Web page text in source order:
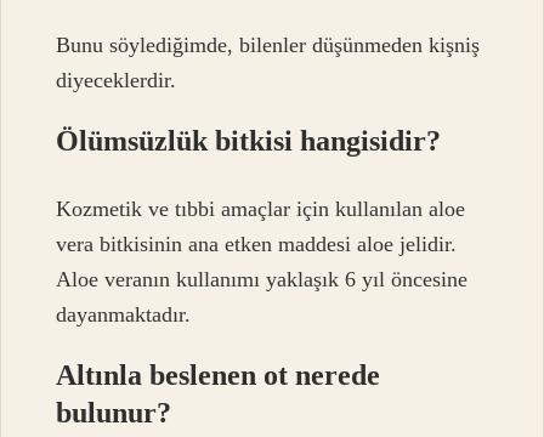
Bunu söylediğimde, bilenler düşünmeden kişniş
diyeceklerdir.
Ölümsüzlük bitkisi hangisidir?
Kozmetik ve tıbbi amaçlar için kullanılan aloe
vera bitkisinin ana etken maddesi aloe jelidir.
Aloe veranın kullanımı yaklaşık 6 yıl öncesine
dayanmaktadır.
Altınla beslenen ot nerede
bulunur?